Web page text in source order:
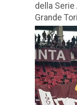
della Serie
Grande